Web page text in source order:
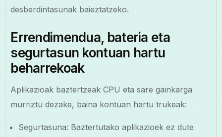
desberdintasunak baieztatzeko.
Errendimendua, bateria eta
segurtasun kontuan hartu
beharrekoak
Aplikazioak baztertzeak CPU eta sare gainkarga
murriztu dezake, baina kontuan hartu trukeak:
Segurtasuna: Baztertutako aplikazioek ez dute